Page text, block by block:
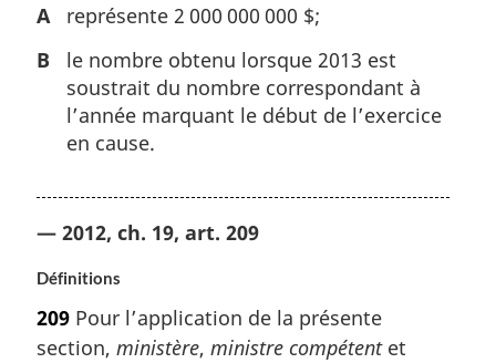
A
représente 2 000 000 000 $;
B
le nombre obtenu lorsque 2013 est
soustrait du nombre correspondant à
l’année marquant le début de l’exercice
en cause.
— 2012, ch. 19, art. 209
Définitions
209 Pour l’application de la présente
section, ministère, ministre compétentet